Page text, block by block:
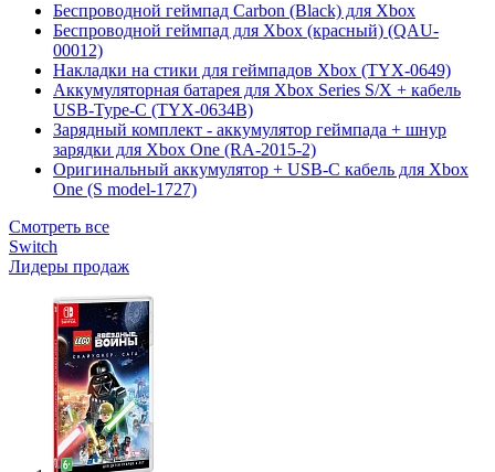
Беспроводной геймпад Carbon (Black) для Xbox
Беспроводной геймпад для Xbox (красный) (QAU-
00012)
Накладки на стики для геймпадов Xbox (TYX-0649)
Аккумуляторная батарея для Xbox Series S/X + кабель
USB-Type-C (TYX-0634B)
Зарядный комплект - аккумулятор геймпада + шнур
зарядки для Xbox One (RA-2015-2)
Оригинальный аккумулятор + USB-C кабель для Xbox
One (S model-1727)
Смотреть все
Switch
Лидеры продаж